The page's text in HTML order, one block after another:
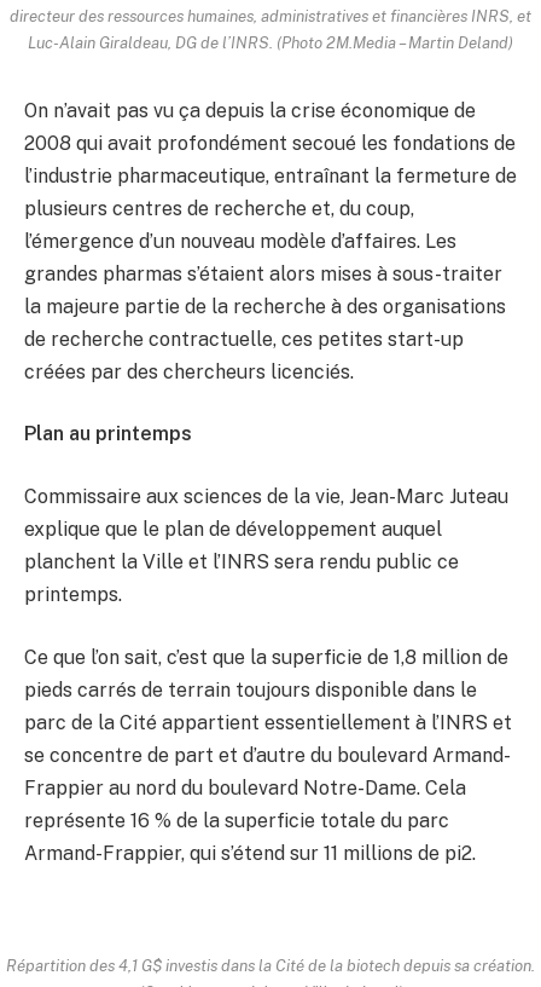
directeur des ressources humaines, administratives et financières INRS, et
Luc-Alain Giraldeau, DG de l’INRS. (Photo 2M.Media – Martin Deland)
On n’avait pas vu ça depuis la crise économique de
2008 qui avait profondément secoué les fondations de
l’industrie pharmaceutique, entraînant la fermeture de
plusieurs centres de recherche et, du coup,
l’émergence d’un nouveau modèle d’affaires. Les
grandes pharmas s’étaient alors mises à sous-traiter
la majeure partie de la recherche à des organisations
de recherche contractuelle, ces petites start-up
créées par des chercheurs licenciés.
Plan au printemps
Commissaire aux sciences de la vie, Jean-Marc Juteau
explique que le plan de développement auquel
planchent la Ville et l’INRS sera rendu public ce
printemps.
Ce que l’on sait, c’est que la superficie de 1,8 million de
pieds carrés de terrain toujours disponible dans le
parc de la Cité appartient essentiellement à l’INRS et
se concentre de part et d’autre du boulevard Armand-
Frappier au nord du boulevard Notre-Dame. Cela
représente 16 % de la superficie totale du parc
Armand-Frappier, qui s’étend sur 11 millions de pi2.
Répartition des 4,1 G$ investis dans la Cité de la biotech depuis sa création.